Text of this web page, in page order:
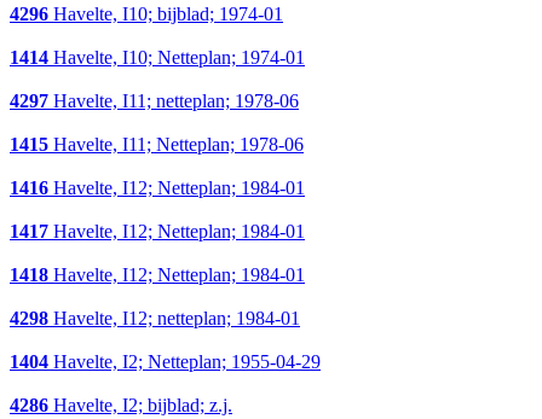
4296 Havelte, I10; bijblad; 1974-01
1414 Havelte, I10; Netteplan; 1974-01
4297 Havelte, I11; netteplan; 1978-06
1415 Havelte, I11; Netteplan; 1978-06
1416 Havelte, I12; Netteplan; 1984-01
1417 Havelte, I12; Netteplan; 1984-01
1418 Havelte, I12; Netteplan; 1984-01
4298 Havelte, I12; netteplan; 1984-01
1404 Havelte, I2; Netteplan; 1955-04-29
4286 Havelte, I2; bijblad; z.j.